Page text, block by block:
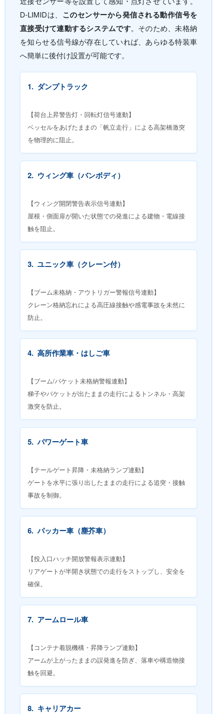
D-LIMIDは、 このセンサーから発信される動作信号を
直接受けて連動するシステムです。そのため、未格納
を知らせる信号線が存在していれば、あらゆる特装車
へ簡単に後付け設置が可能です。
1. ダンプトラック
【荷台上昇警告灯・回転灯信号連動】
ベッセルをあげたままの「帆立走行」による高架橋激突
を物理的に阻止。
2. ウィング車（バンボディ）
【ウィング開閉警告表示信号連動】
屋根・側面扉が開いた状態での発進による建物・電線接
触を阻止。
3. ユニック車（クレーン付）
【ブーム未格納・アウトリガー警報信号連動】
クレーン格納忘れによる高圧線接触や感電事故を未然に
防止。
4. 高所作業車・はしご車
【ブーム/バケット未格納警報連動】
梯子やバケットが出たままの走行によるトンネル・高架
激突を防止。
5. パワーゲート車
【テールゲート昇降・未格納ランプ連動】
ゲートを水平に張り出したままの走行による追突・接触
事故を制御。
6. パッカー車（塵芥車）
【投入口ハッチ開放警報表示連動】
リアゲートが半開き状態での走行をストップし、安全を
確保。
7. アームロール車
【コンテナ着脱機構・昇降ランプ連動】
アームが上がったままの誤発進を防ぎ、落車や構造物接
触を回避。
8. キャリアカー